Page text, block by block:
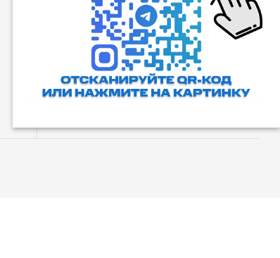
Пользовательское соглашение
Все права защищены. Любое
использование материалов
допускается только с согласия
редакции, а также с ссылкой на
сайт.